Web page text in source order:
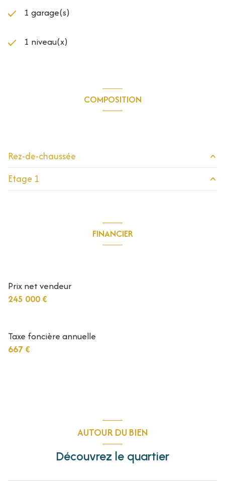
1 garage(s)
1 niveau(x)
COMPOSITION
Rez-de-chaussée
entrée
chambre
garage
cave
Etage 1
FINANCIER
Prix net vendeur
245 000 €
Taxe foncière annuelle
667 €
AUTOUR DU BIEN
Découvrez le quartier